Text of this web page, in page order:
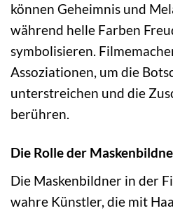
können Geheimnis und
während helle Farben
symbolisieren.
Assoziationen, um die
unterstreichen und die
berühren.
Die Rolle der
Die Maskenbildner in der
wahre Künstler, die mit